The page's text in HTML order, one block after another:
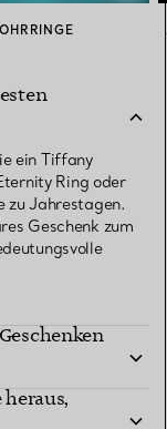
OHRRINGE
ein Tiffany
Ring oder
zu Jahrestagen.
Geschenk zum